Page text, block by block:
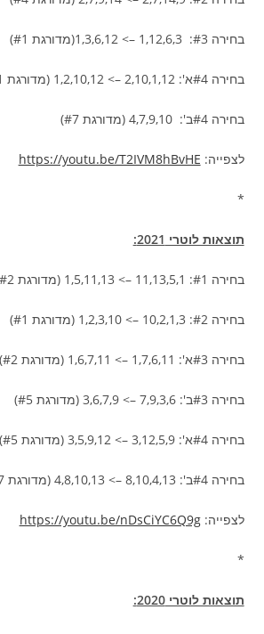
בחירה #3: 1,12,6,3 –> 1,3,6,12(מדורגת #1)
בחירה #4א': 2,10,1,12 –> 1,2,10,12 (מדורגת #1)
בחירה #4ב': 4,7,9,10 (מדורגת #7)
לצפייה: https://youtu.be/T2IVM8hBvHE
*
תוצאות לוטרי 2021:
בחירה #1: 11,13,5,1 –> 1,5,11,13 (מדורגת #2)
בחירה #2: 10,2,1,3 –> 1,2,3,10 (מדורגת #1)
בחירה #3א': 1,7,6,11 –> 1,6,7,11 (מדורגת #2)
בחירה #3ב': 7,9,3,6 –> 3,6,7,9 (מדורגת #5)
בחירה #4א': 3,12,5,9 –> 3,5,9,12 (מדורגת #5)
בחירה #4ב': 8,10,4,13 –> 4,8,10,13 (מדורגת #7)
לצפייה:https://youtu.be/nDsCiYC6Q9g
*
תוצאות לוטרי 2020: